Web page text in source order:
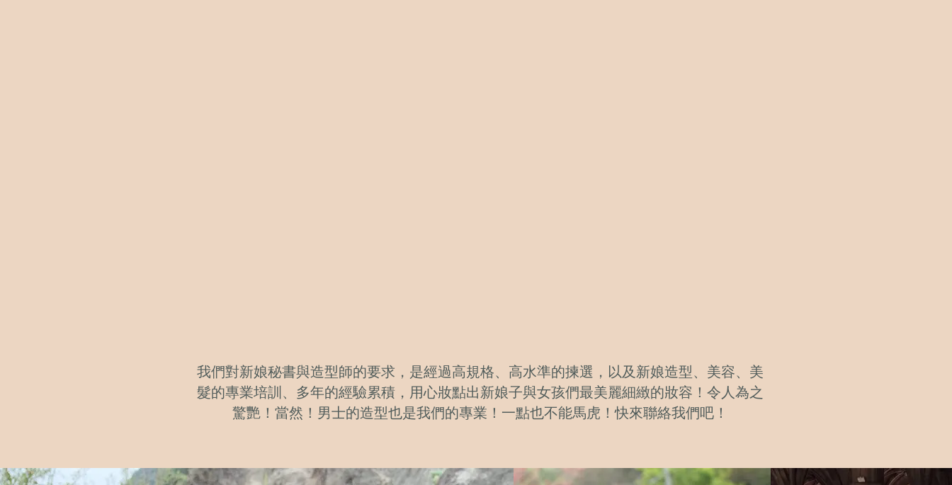
我們對新娘秘書與造型師的要求，是經過高規格、高水準的揀選，以及新娘造型、美容、美
髮的專業培訓、多年的經驗累積，用心妝點出新娘子與女孩們最美麗細緻的妝容！令人為之
驚艷！當然！男士的造型也是我們的專業！一點也不能馬虎！快來聯絡我們吧！